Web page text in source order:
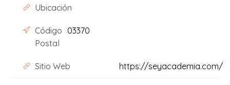
Ubicación
Código
Postal
03370
Sitio Web https://seyacademia.com/